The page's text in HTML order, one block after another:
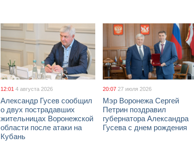
12:01 4 августа 2026
Александр Гусев сообщил
о двух пострадавших
жительницах Воронежской
области после атаки на
Кубань
20:07 27 июля 2026
Мэр Воронежа Сергей
Петрин поздравил
губернатора Александра
Гусева с днем рождения